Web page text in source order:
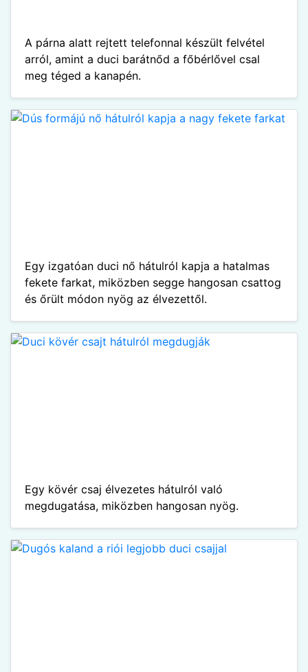
A párna alatt rejtett telefonnal készült felvétel
arról, amint a duci barátnőd a főbérlővel csal
meg téged a kanapén.
Egy izgatóan duci nő hátulról kapja a hatalmas
fekete farkat, miközben segge hangosan csattog
és őrült módon nyög az élvezettől.
Egy kövér csaj élvezetes hátulról való
megdugatása, miközben hangosan nyög.